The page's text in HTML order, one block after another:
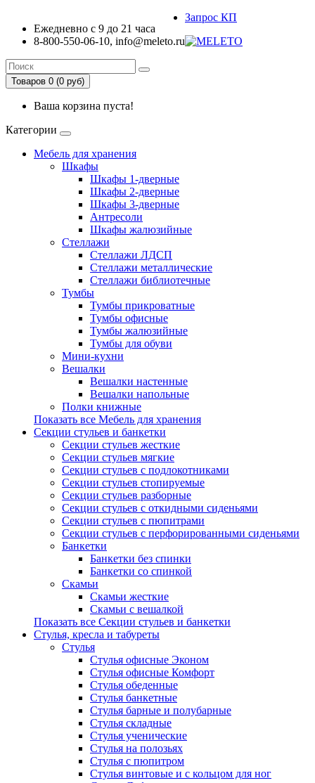
Ежедневно с 9 до 21 часа
8-800-550-06-10, info@meleto.ru
Запрос КП
Товаров 0 (0 pуб)
Ваша корзина пуста!
Категории
Мебель для хранения
Шкафы
Шкафы 1-дверные
Шкафы 2-дверные
Шкафы 3-дверные
Антресоли
Шкафы жалюзийные
Стеллажи
Стеллажи ЛДСП
Стеллажи металлические
Стеллажи библиотечные
Тумбы
Тумбы прикроватные
Тумбы офисные
Тумбы жалюзийные
Тумбы для обуви
Мини-кухни
Вешалки
Вешалки настенные
Вешалки напольные
Полки книжные
Показать все Мебель для хранения
Секции стульев и банкетки
Секции стульев жесткие
Секции стульев мягкие
Секции стульев с подлокотниками
Секции стульев стопируемые
Секции стульев разборные
Секции стульев с откидными сиденьями
Секции стульев с пюпитрами
Секции стульев с перфорированными сиденьями
Банкетки
Банкетки без спинки
Банкетки со спинкой
Скамьи
Скамьи жесткие
Скамьи с вешалкой
Показать все Секции стульев и банкетки
Стулья, кресла и табуреты
Стулья
Стулья офисные Эконом
Стулья офисные Комфорт
Стулья обеденные
Стулья банкетные
Стулья барные и полубарные
Стулья складные
Стулья ученические
Стулья на полозьях
Стулья с пюпитром
Стулья винтовые и с кольцом для ног